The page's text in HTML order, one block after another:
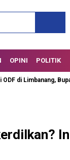
OPINI POLITIK
Limbanang, Bupati